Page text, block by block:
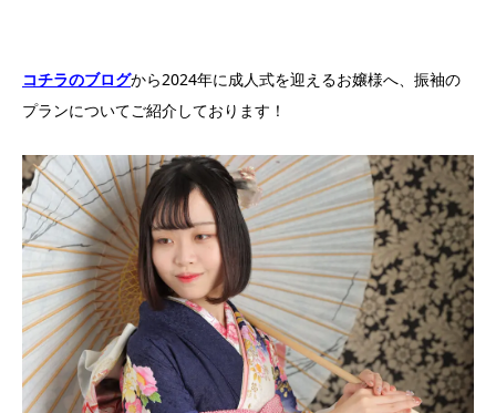
コチラのブログから2024年に成人式を迎えるお嬢様へ、振袖の
プランについてご紹介しております！